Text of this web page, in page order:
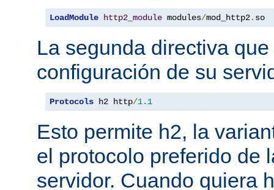
LoadModule http2_module modules/mod_http2. so
La segunda directiva
configuración de su
Protocols h2 http/1.1
Esto permite h2, la
el protocolo preferido de
servidor. Cuando quiera